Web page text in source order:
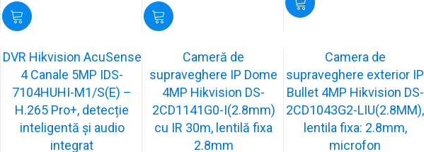
DVR Hikvision AcuSense
4 Canale 5MP IDS-
7104HUHI-M1/S(E) –
H.265 Pro+, detecție
inteligentă și audio
integrat
Cameră de
supraveghere IP Dome
4MP Hikvision DS-
2CD1141G0-I(2.8mm)
cu IR 30m, lentilă fixa
2.8mm
Camera de
supraveghere exterior IP
Bullet 4MP Hikvision DS-
2CD1043G2-LIU(2.8MM),
lentila fixa: 2.8mm,
microfon